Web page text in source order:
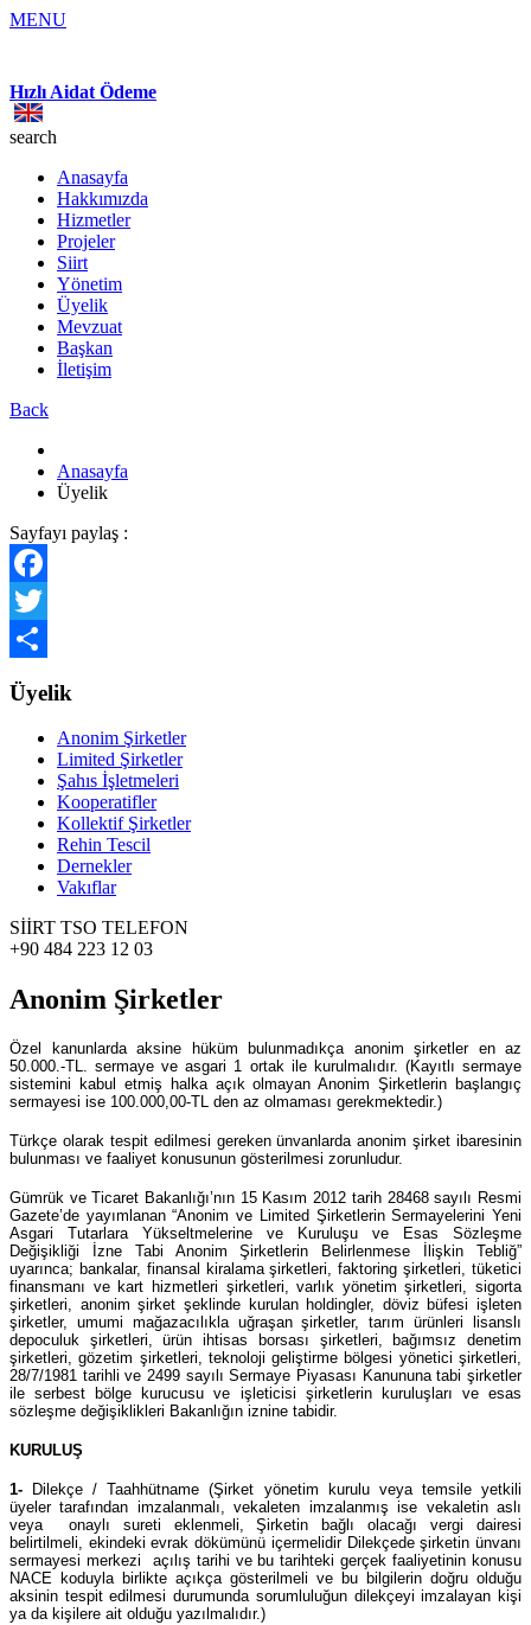
MENU
Hızlı Aidat Ödeme
search
Anasayfa
Hakkımızda
Hizmetler
Projeler
Siirt
Yönetim
Üyelik
Mevzuat
Başkan
İletişim
Back
Anasayfa
Üyelik
Sayfayı paylaş :
Facebook
Twitter
Share
Üyelik
Anonim Şirketler
Limited Şirketler
Şahıs İşletmeleri
Kooperatifler
Kollektif Şirketler
Rehin Tescil
Dernekler
Vakıflar
SİİRT TSO TELEFON
+90 484 223 12 03
Anonim Şirketler
Özel kanunlarda aksine hüküm bulunmadıkça anonim şirketler en az
50.000.-TL. sermaye ve asgari 1 ortak ile kurulmalıdır. (Kayıtlı sermaye
sistemini kabul etmiş halka açık olmayan Anonim Şirketlerin başlangıç
sermayesi ise 100.000,00-TL den az olmaması gerekmektedir.)
Türkçe olarak tespit edilmesi gereken ünvanlarda anonim şirket ibaresinin
bulunması ve faaliyet konusunun gösterilmesi zorunludur.
Gümrük ve Ticaret Bakanlığı’nın 15 Kasım 2012 tarih 28468 sayılı Resmi
Gazete’de yayımlanan “Anonim ve Limited Şirketlerin Sermayelerini Yeni
Asgari Tutarlara Yükseltmelerine ve Kuruluşu ve Esas Sözleşme
Değişikliği İzne Tabi Anonim Şirketlerin Belirlenmese İlişkin Tebliğ”
uyarınca; bankalar, finansal kiralama şirketleri, faktoring şirketleri, tüketici
finansmanı ve kart hizmetleri şirketleri, varlık yönetim şirketleri, sigorta
şirketleri, anonim şirket şeklinde kurulan holdingler, döviz büfesi işleten
şirketler, umumi mağazacılıkla uğraşan şirketler, tarım ürünleri lisanslı
depoculuk şirketleri, ürün ihtisas borsası şirketleri, bağımsız denetim
şirketleri, gözetim şirketleri, teknoloji geliştirme bölgesi yönetici şirketleri,
28/7/1981 tarihli ve 2499 sayılı Sermaye Piyasası Kanununa tabi şirketler
ile serbest bölge kurucusu ve işleticisi şirketlerin kuruluşları ve esas
sözleşme değişiklikleri Bakanlığın iznine tabidir.
KURULUŞ
1- Dilekçe / Taahhütname (Şirket yönetim kurulu veya temsile yetkili
üyeler tarafından imzalanmalı, vekaleten imzalanmış ise vekaletin aslı
veya onaylı sureti eklenmeli, Şirketin bağlı olacağı vergi dairesi
belirtilmeli, ekindeki evrak dökümünü içermelidir Dilekçede şirketin ünvanı
sermayesi merkezi açılış tarihi ve bu tarihteki gerçek faaliyetinin konusu
NACE koduyla birlikte açıkça gösterilmeli ve bu bilgilerin doğru olduğu
aksinin tespit edilmesi durumunda sorumluluğun dilekçeyi imzalayan kişi
ya da kişilere ait olduğu yazılmalıdır.)